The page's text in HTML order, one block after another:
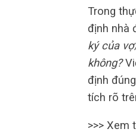
Trong
định nhà
ký của
không?
định
tích rõ
>>> Xem